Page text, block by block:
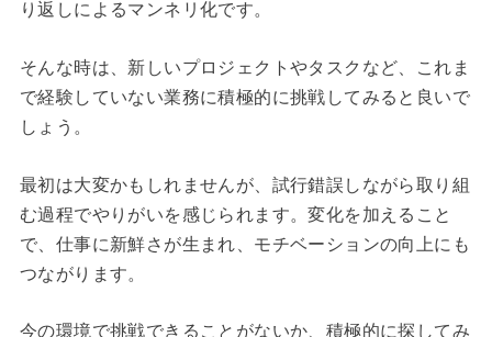
り返しによるマンネリ化です。
そんな時は、新しいプロジェクトやタスクなど、これま
で経験していない業務に積極的に挑戦してみると良いで
しょう。
最初は大変かもしれませんが、試行錯誤しながら取り組
む過程でやりがいを感じられます。変化を加えること
で、仕事に新鮮さが生まれ、モチベーションの向上にも
つながります。
今の環境で挑戦できることがないか、積極的に探してみ